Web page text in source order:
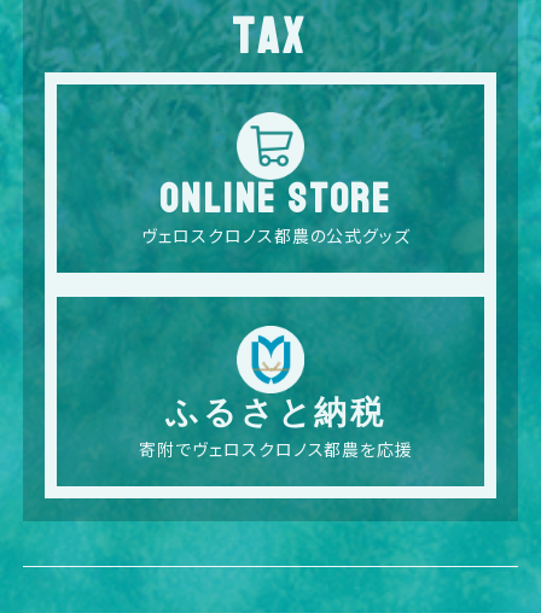
TAX
ONLINE STORE
ヴェロスクロノス都農の公式グッズ
ふるさと納税
寄附でヴェロスクロノス都農を応援